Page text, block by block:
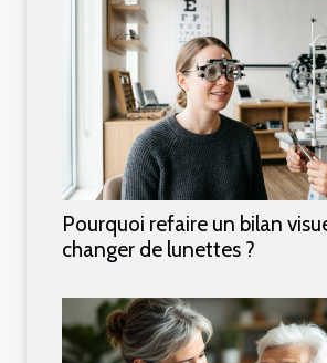
Pourquoi refaire un bilan
changer de lunettes ?